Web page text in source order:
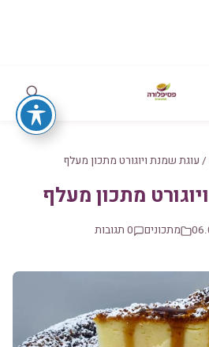
/ עוגת שמנת ויוגורט מתכון מעלף
מתכון מעלף
מתכונים 0 תגובות